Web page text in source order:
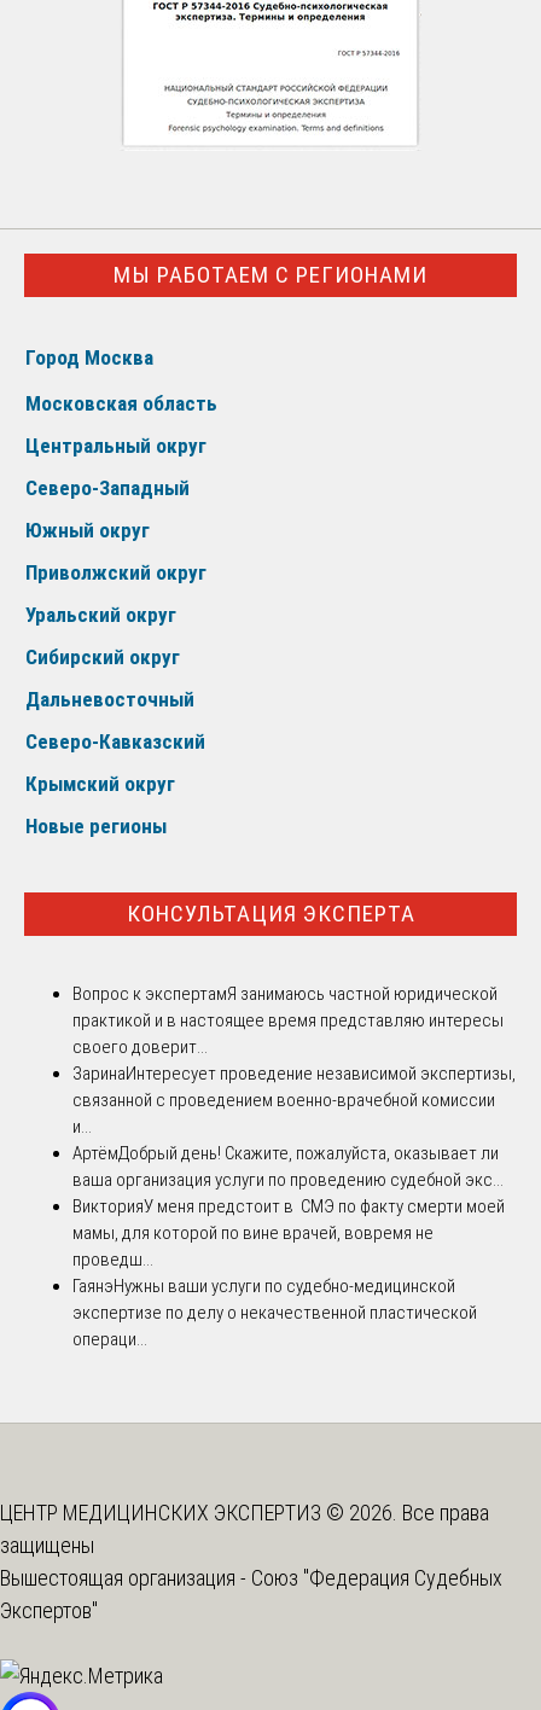
МЫ РАБОТАЕМ С РЕГИОНАМИ
Город Москва
Московская область
Центральный округ
Северо-Западный
Южный округ
Приволжский округ
Уральский округ
Сибирский округ
Дальневосточный
Северо-Кавказский
Крымский округ
Новые регионы
КОНСУЛЬТАЦИЯ ЭКСПЕРТА
Вопрос к экспертамЯ занимаюсь частной юридической
практикой и в настоящее время представляю интересы
своего доверит...
ЗаринаИнтересует проведение независимой экспертизы,
связанной с проведением военно-врачебной комиссии
и...
АртёмДобрый день! Скажите, пожалуйста, оказывает ли
ваша организация услуги по проведению судебной экс...
ВикторияУ меня предстоит в СМЭ по факту смерти моей
мамы, для которой по вине врачей, вовремя не
проведш...
ГаянэНужны ваши услуги по судебно-медицинской
экспертизе по делу о некачественной пластической
операци...
ЦЕНТР МЕДИЦИНСКИХ ЭКСПЕРТИЗ © 2026. Все права
защищены
Вышестоящая организация - Союз "Федерация Судебных
Экспертов"